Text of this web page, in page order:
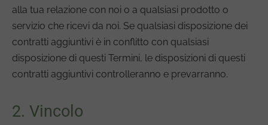
alla tua relazione con noi o a qualsiasi prodotto o
servizio che ricevi da noi. Se qualsiasi disposizione dei
contratti aggiuntivi è in conflitto con qualsiasi
disposizione di questi Termini, le disposizioni di questi
contratti aggiuntivi controlleranno e prevarranno.
2. Vincolo